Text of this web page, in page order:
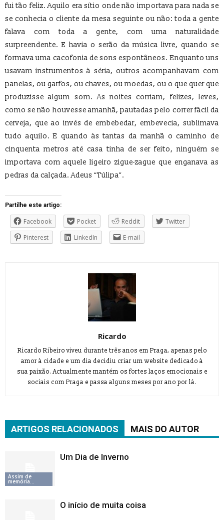
fui tão feliz. Aquilo era sítio onde não importava para nada se
se conhecia o cliente da mesa seguinte ou não: toda a gente
falava com toda a gente, com uma naturalidade
surpreendente. E havia o serão da música livre, quando se
formava uma cacofonia de sons espontâneos. Enquanto uns
usavam instrumentos à séria, outros acompanhavam com
panelas, ou garfos, ou chaves, ou moedas, ou o que quer que
produzisse algum som. As noites corriam, felizes, leves,
como se não houvesse amanhã, pautadas pelo correr fácil da
cerveja, que ao invés de embebedar, embevecia, sublimava
tudo aquilo. E quando às tantas da manhã o caminho de
cinquenta metros até casa tinha de ser feito, ninguém se
importava com aquele ligeiro zigue-zague que enganava as
pedras da calçada. Adeus “Túlipa”.
Partilhe este artigo:
Facebook Pocket Reddit
Twitter
Pinterest
LinkedIn E-mail
Ricardo
Ricardo Ribeiro viveu durante três anos em Praga, apenas pelo
amor à cidade e um dia decidiu criar um website dedicado à
sua paixão. Actualmente mantém os fortes laços emocionais e
sociais com Praga e passa alguns meses por ano por lá.
ARTIGOS RELACIONADOS MAIS DO AUTOR
Assim de
memória...
Um Dia de Inverno
O início de muita coisa